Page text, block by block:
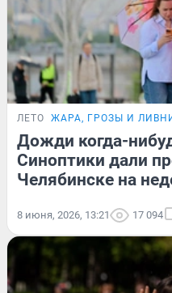
ЛЕТО ЖАРА, ГРОЗЫ И
Дожди когда-
Синоптики дали
Челябинске на
8 июня, 2026, 13:21 17 094